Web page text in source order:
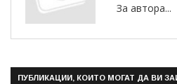
За автора...
ПУБЛИКАЦИИ, КОИТО МОГАТ ДА ВИ